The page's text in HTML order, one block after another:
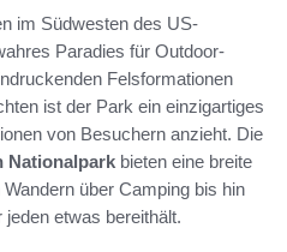
im Südwesten des US-
Paradies für Outdoor-
Felsformationen
ist der Park ein einzigartiges
von Besuchern anzieht. Die
Nationalpark bieten eine breite
über Camping bis hin
etwas bereithält.